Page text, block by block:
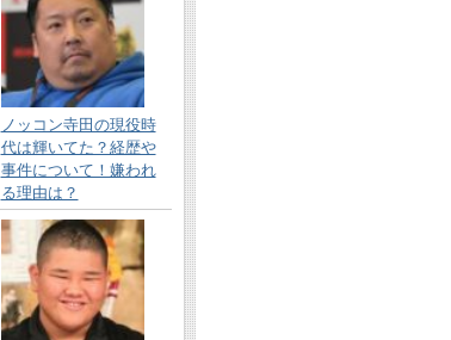
ノッコン寺田の現役時
代は輝いてた？経歴や
事件について！嫌われ
る理由は？